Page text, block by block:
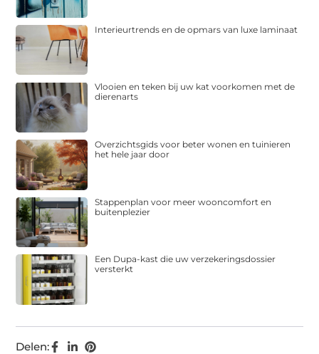
Delen:
Interieurtrends en de opmars van luxe laminaat
Vlooien en teken bij uw kat voorkomen met de
dierenarts
Overzichtsgids voor beter wonen en tuinieren
het hele jaar door
Stappenplan voor meer wooncomfort en
buitenplezier
Een Dupa-kast die uw verzekeringsdossier
versterkt